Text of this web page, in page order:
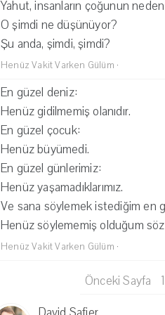
Yahut, insanların çoğunun
O şimdi ne düşünüyor?
Şu anda, şimdi, şimdi?
Henüz Vakit Varken Gülüm ·
En güzel deniz:
Henüz gidilmemiş olanıdır.
En güzel çocuk:
Henüz büyümedi.
En güzel günlerimiz:
Henüz yaşamadıklarımız.
Ve sana söylemek istediğim en
Henüz söylememiş olduğum
Henüz Vakit Varken Gülüm ·
Önceki Sayfa 1